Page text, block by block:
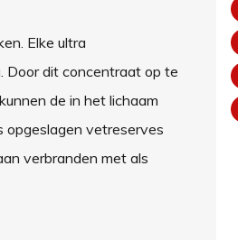
Elke ultra
Door dit concentraat op te
de in het lichaam
opgeslagen vetreserves
verbranden met als